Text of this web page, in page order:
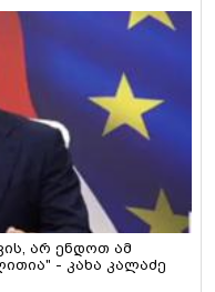
არ ენდოთ ამ
- კახა კალაძე